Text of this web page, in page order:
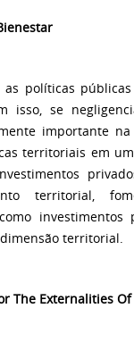
políticas
isso, se
importante na
territoriais em
territorial,
investimentos
territorial.
The Externalities Of